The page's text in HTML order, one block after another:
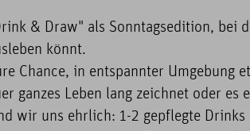
& Draw" als Sonntagsedition, bei
könnt.
Chance, in entspannter Umgebung
ganzes Leben lang zeichnet oder
wir uns ehrlich: 1-2 gepflegte Drinks